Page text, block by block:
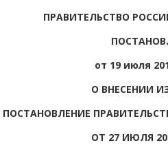
ПРАВИТЕЛЬСТВО
от 19 июля
О ВНЕСЕНИИ
ПОСТАНОВЛЕНИЕ
ОТ 27 ИЮЛЯ